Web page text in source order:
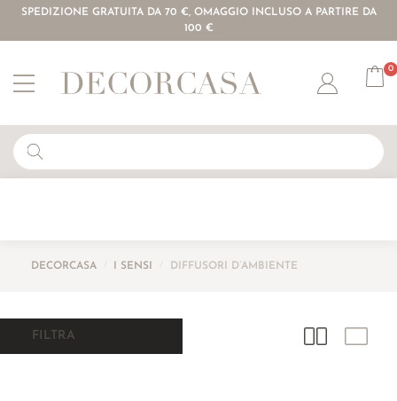
SPEDIZIONE GRATUITA DA 70 €, OMAGGIO INCLUSO A PARTIRE DA
100 €
Account
0
DECORCASA I SENSI DIFFUSORI D’AMBIENTE
FILTRA